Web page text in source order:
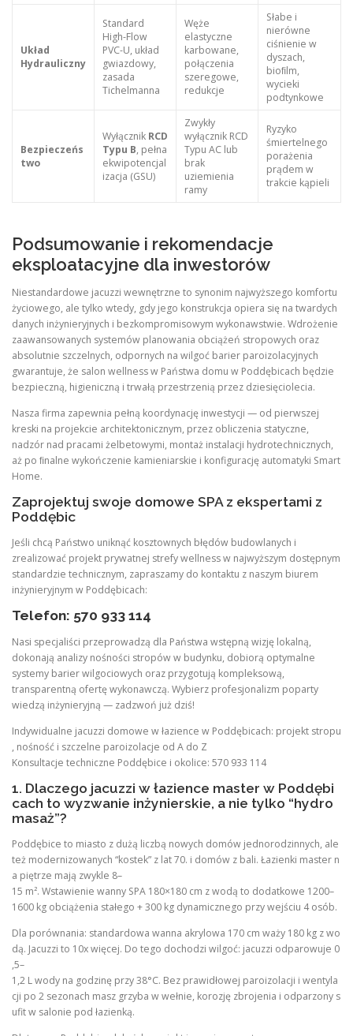
Układ
Hydrauliczny
Standard
High-Flow
PVC-U, układ
gwiazdowy,
zasada
Tichelmanna
Węże
elastyczne
karbowane,
połączenia
szeregowe,
redukcje
Słabe i
nierówne
ciśnienie w
dyszach,
bioﬁlm,
wycieki
podtynkowe
Bezpieczeńs
two
Wyłącznik RCD
Typu B, pełna
ekwipotencjal
izacja (GSU)
Zwykły
wyłącznik RCD
Typu AC lub
brak
uziemienia
ramy
Ryzyko
śmiertelnego
porażenia
prądem w
trakcie kąpieli
Podsumowanie i rekomendacje
eksploatacyjne dla inwestorów
Niestandardowe jacuzzi wewnętrzne to synonim najwyższego komfortu
życiowego, ale tylko wtedy, gdy jego konstrukcja opiera się na twardych
danych inżynieryjnych i bezkompromisowym wykonawstwie. Wdrożenie
zaawansowanych systemów planowania obciążeń stropowych oraz
absolutnie szczelnych, odpornych na wilgoć barier paroizolacyjnych
gwarantuje, że salon wellness w Państwa domu w Poddębicach będzie
bezpieczną, higieniczną i trwałą przestrzenią przez dziesięciolecia.
Nasza firma zapewnia pełną koordynację inwestycji — od pierwszej
kreski na projekcie architektonicznym, przez obliczenia statyczne,
nadzór nad pracami żelbetowymi, montaż instalacji hydrotechnicznych,
aż po ﬁnalne wykończenie kamieniarskie i konfigurację automatyki Smart
Home.
Zaprojektuj swoje domowe SPA z ekspertami z
Poddębic
Jeśli chcą Państwo uniknąć kosztownych błędów budowlanych i
zrealizować projekt prywatnej strefy wellness w najwyższym dostępnym
standardzie technicznym, zapraszamy do kontaktu z naszym biurem
inżynieryjnym w Poddębicach:
Telefon: 570 933 114
Nasi specjaliści przeprowadzą dla Państwa wstępną wizję lokalną,
dokonają analizy nośności stropów w budynku, dobiorą optymalne
systemy barier wilgociowych oraz przygotują kompleksową,
transparentną ofertę wykonawczą. Wybierz profesjonalizm poparty
wiedzą inżynieryjną — zadzwoń już dziś!
Indywidualne jacuzzi domowe w łazience w Poddębicach: projekt stropu
, nośność i szczelne paroizolacje od A do Z
Konsultacje techniczne Poddębice i okolice: 570 933 114
1. Dlaczego jacuzzi w łazience master w Poddębi
cach to wyzwanie inżynierskie, a nie tylko “hydro
masaż”?
Poddębice to miasto z dużą liczbą nowych domów jednorodzinnych, ale
też modernizowanych “kostek” z lat 70. i domów z bali. Łazienki master n
a piętrze mają zwykle 8–
15 m². Wstawienie wanny SPA 180×180 cm z wodą to dodatkowe 1200–
1600 kg obciążenia stałego + 300 kg dynamicznego przy wejściu 4 osób.
Dla porównania: standardowa wanna akrylowa 170 cm waży 180 kg z wo
dą. Jacuzzi to 10x więcej. Do tego dochodzi wilgoć: jacuzzi odparowuje 0
,5–
1,2 L wody na godzinę przy 38°C. Bez prawidłowej paroizolacji i wentyla
cji po 2 sezonach masz grzyba w wełnie, korozję zbrojenia i odparzony s
ufit w salonie pod łazienką.